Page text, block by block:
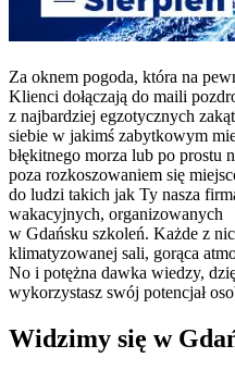
Za oknem pogoda, która na
Klienci dołączają do maili
z najbardziej egzotycznych
siebie w jakimś zabytkowym
błękitnego morza lub po prostu
poza rozkoszowaniem się
do ludzi takich jak Ty nasza
wakacyjnych, organizowanych
w Gdańsku szkoleń. Każde z
klimatyzowanej sali, gorąca
No i potężna dawka wiedzy,
wykorzystasz swój potencjał
Widzimy się w